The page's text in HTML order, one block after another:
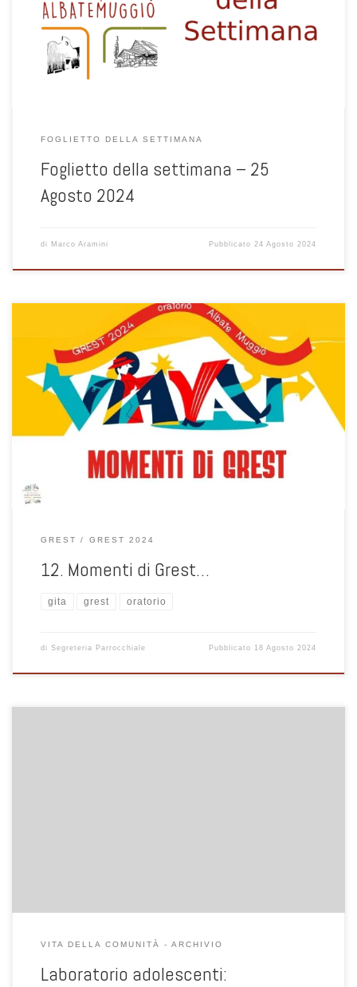
FOGLIETTO DELLA SETTIMANA
Foglietto della settimana – 25
Agosto 2024
di Marco Aramini Pubblicato 24 Agosto 2024
Sono state settimane all’insegna della condivisione di idee e
progetti da realizzare insieme ... abbiamo giocato, ci siamo sfidati in
tanti giochi. Abbiamo imparato cose nuove durante i laboratori e i
corsi di formazione.
GREST GREST 2024
12. Momenti di Grest…
gita grest oratorio
di Segreteria Parrocchiale Pubblicato 18 Agosto 2024
VITA DELLA COMUNITÀ - ARCHIVIO
Laboratorio adolescenti: